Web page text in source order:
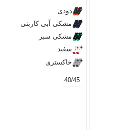
دودی
مشکی آبی کاربنی
مشکی سبز
سفید
خاکستری
40/45